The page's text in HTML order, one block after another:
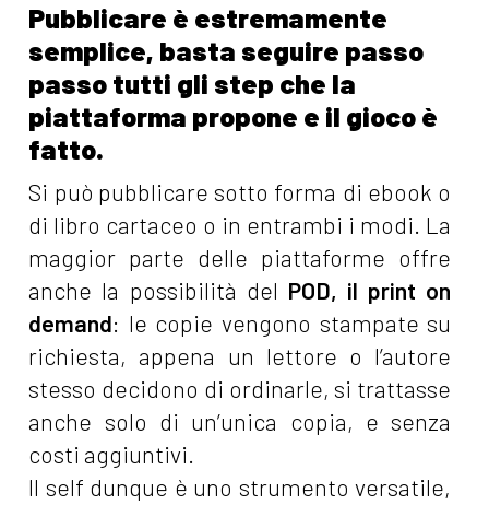
Pubblicare è estremamente
semplice, basta seguire passo
passo tutti gli step che la
piattaforma propone e il gioco è
fatto.
Si può pubblicare sotto forma di ebook o
di libro cartaceo o in entrambi i modi. La
maggior parte delle piattaforme offre
anche la possibilità del POD, il print on
demand: le copie vengono stampate su
richiesta, appena un lettore o l’autore
stesso decidono di ordinarle, si trattasse
anche solo di un’unica copia, e senza
costi aggiuntivi.
Il self dunque è uno strumento versatile,